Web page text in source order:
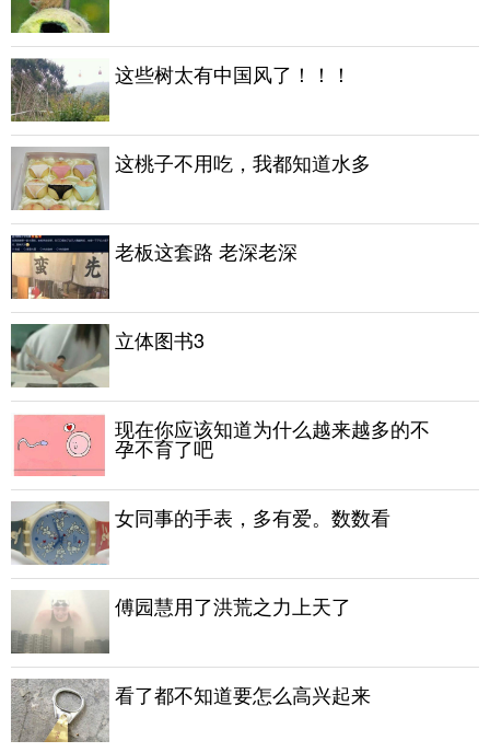
这些树太有中国风了！！！
这桃子不用吃，我都知道水多
老板这套路 老深老深
立体图书3
现在你应该知道为什么越来越多的不
孕不育了吧
女同事的手表，多有爱。数数看
傅园慧用了洪荒之力上天了
看了都不知道要怎么高兴起来